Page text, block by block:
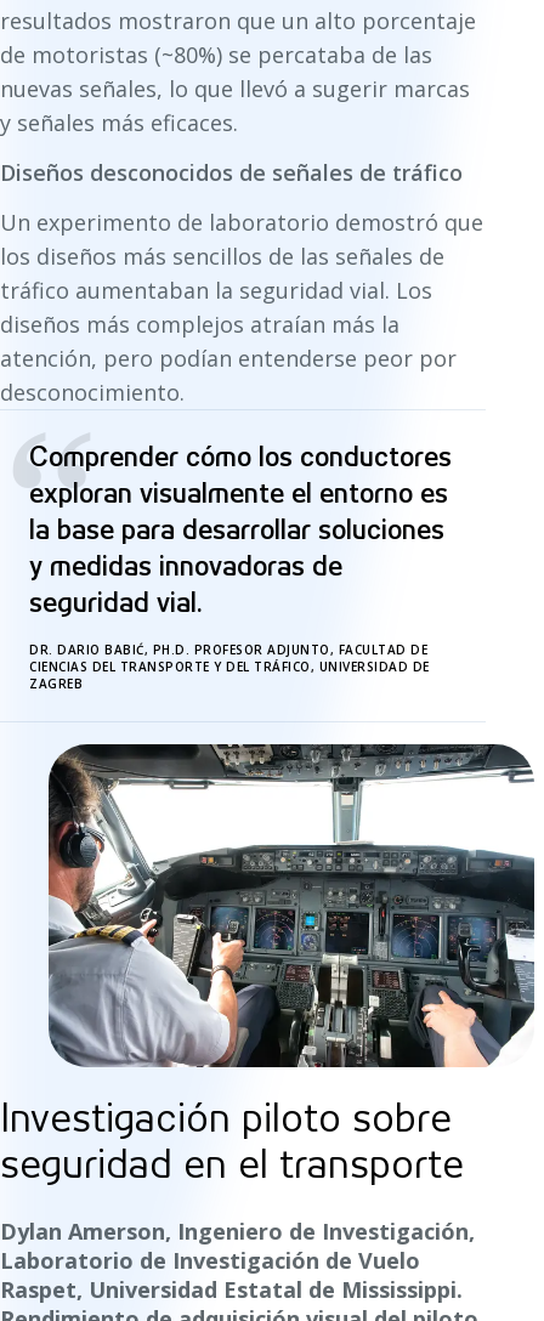
resultados mostraron que un alto porcentaje
de motoristas (~80%) se percataba de las
nuevas señales, lo que llevó a sugerir marcas
y señales más eficaces.
Diseños desconocidos de señales de tráfico
Un experimento de laboratorio demostró que
los diseños más sencillos de las señales de
tráfico aumentaban la seguridad vial. Los
diseños más complejos atraían más la
atención, pero podían entenderse peor por
desconocimiento.
“
Comprender cómo los conductores
exploran visualmente el entorno es
la base para desarrollar soluciones
y medidas innovadoras de
seguridad vial.
DR. DARIO BABIĆ, PH.D. PROFESOR ADJUNTO, FACULTAD DE
CIENCIAS DEL TRANSPORTE Y DEL TRÁFICO, UNIVERSIDAD DE
ZAGREB
Investigación piloto sobre
seguridad en el transporte
Dylan Amerson, Ingeniero de Investigación,
Laboratorio de Investigación de Vuelo
Raspet, Universidad Estatal de Mississippi.